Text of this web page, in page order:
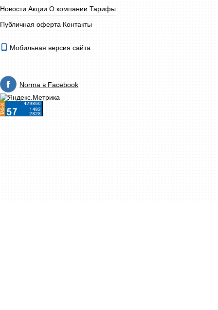
Новости Акции О компании Тарифы
Публичная оферта Контакты
Мобильная версия сайта
Norma в Facebook